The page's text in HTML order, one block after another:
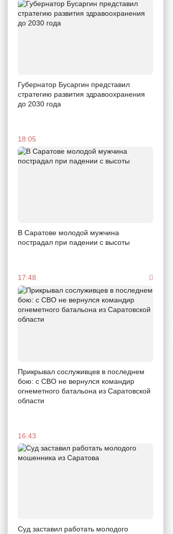
Губернатор Бусаргин представил
стратегию развития здравоохранения
до 2030 года
18:05
В Саратове молодой мужчина
пострадал при падении с высоты
17:48
Прикрывал сослуживцев в последнем
бою: с СВО не вернулся командир
огнеметного батальона из Саратовской
области
16:43
Суд заставил работать молодого